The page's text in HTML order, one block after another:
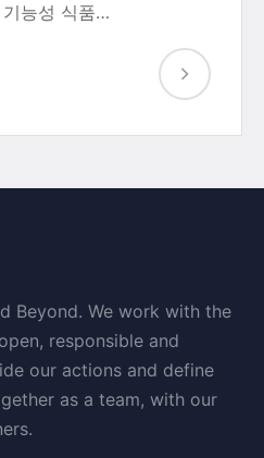
능성 식품…
Beyond. We work with the
responsible and
our actions and define
as a team, with our